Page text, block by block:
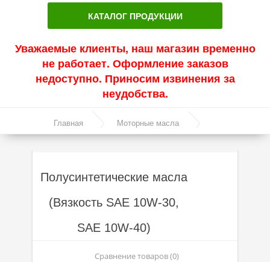
КАТАЛОГ ПРОДУКЦИИ
Актуальные продукты
Акции
Синтетические масла
Минеральные масла
Масло с молибденом
Линейка масел Molygen
Линейка масел Top Tec
Уважаемые клиенты, наш магазин временно
не работает. Оформление заказов
недоступно. Приносим извинения за
неудобства.
Главная Моторные масла
Полусинтетические масла
(Вязкость SAE 10W-30,
SAE 10W-40)
Сравнение товаров (0)